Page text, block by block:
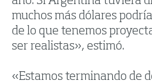
muchos más dólares
de lo que tenemos
ser realistas», estimó.
«Estamos terminando de